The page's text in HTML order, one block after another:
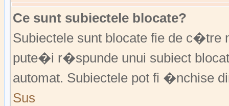
Ce sunt subiectele blocate?
Subiectele sunt blocate fie de
pute�i r�spunde unui subiect
automat. Subiectele pot fi �nchise
Sus